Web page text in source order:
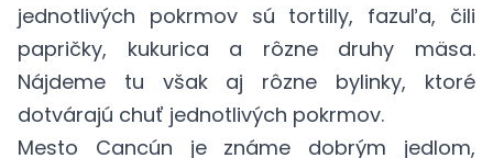
jednotlivých pokrmov sú tortilly, fazuľa, čili
papričky, kukurica a rôzne druhy mäsa.
Nájdeme tu však aj rôzne bylinky, ktoré
dotvárajú chuť jednotlivých pokrmov.
Mesto Cancún je známe dobrým jedlom,